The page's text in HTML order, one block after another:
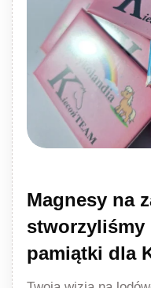
Magnesy na
stworzyliśmy
pamiątki dla